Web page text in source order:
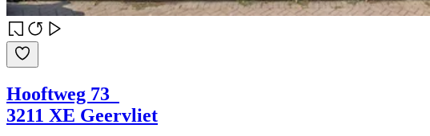
Hooftweg 73
3211 XE Geervliet